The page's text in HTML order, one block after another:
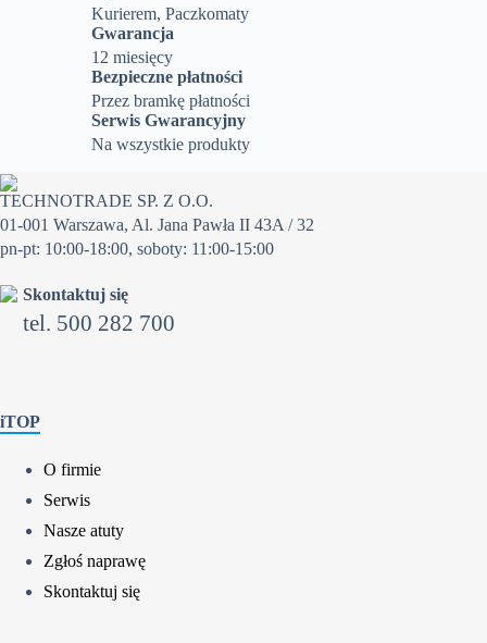
Kurierem, Paczkomaty
Gwarancja
12 miesięcy
Bezpieczne płatności
Przez bramkę płatności
Serwis Gwarancyjny
Na wszystkie produkty
TECHNOTRADE SP. Z O.O.
01-001 Warszawa, Al. Jana Pawła II 43A / 32
pn-pt: 10:00-18:00, soboty: 11:00-15:00
Skontaktuj się
tel. 500 282 700
iTOP
O firmie
Serwis
Nasze atuty
Zgłoś naprawę
Skontaktuj się